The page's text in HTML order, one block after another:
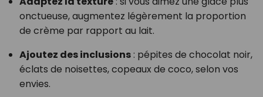
onctueuse, augmentez légèrement la proportion
de crème par rapport au lait.
Ajoutez des inclusions: pépites de chocolat noir,
éclats de noisettes, copeaux de coco, selon vos
envies.